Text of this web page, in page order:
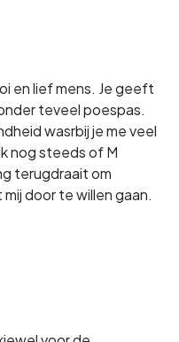
en lief mens. Je geeft
teveel poespas.
wasrbij je me veel
nog steeds of M
terugdraait om
door te willen gaan.